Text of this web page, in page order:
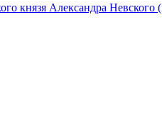
князя Александра